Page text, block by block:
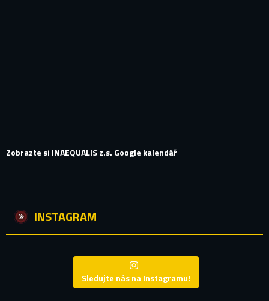
Zobrazte si INAEQUALIS z.s. Google kalendář
INSTAGRAM
Sledujte nás na Instagramu!